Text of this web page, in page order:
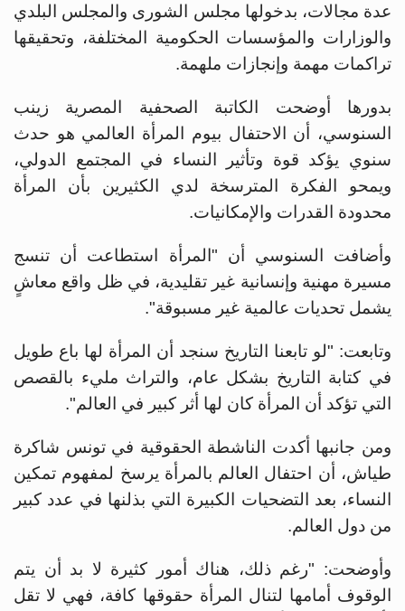
عدة مجالات، بدخولها مجلس الشورى والمجلس البلدي
‏والوزارات والمؤسسات الحكومية المختلفة، وتحقيقها
تراكمات مهمة وإنجازات ملهمة.
بدورها أوضحت الكاتبة الصحفية المصرية زينب
السنوسي، أن الاحتفال بيوم المرأة العالمي هو حدث
سنوي ‏يؤكد قوة وتأثير النساء في المجتمع الدولي،
ويمحو الفكرة المترسخة لدي الكثيرين بأن المرأة
محدودة القدرات والإمكانيات.
وأضافت السنوسي ‏أن "المرأة استطاعت أن تنسج
مسيرة مهنية وإنسانية غير تقليدية، في ظل واقع معاشٍ
يشمل تحديات عالمية ‏غير مسبوقة".
وتابعت: "لو تابعنا التاريخ سنجد أن المرأة لها باع طويل
في كتابة التاريخ بشكل عام، والتراث مليء ‏بالقصص
التي تؤكد أن المرأة كان لها أثر كبير في العالم". ‏
ومن جانبها أكدت الناشطة الحقوقية في تونس شاكرة
طياش، أن احتفال العالم بالمرأة يرسخ لمفهوم تمكين
النساء، بعد ‏التضحيات الكبيرة التي بذلنها في عدد كبير
من دول العالم.
وأوضحت: "رغم ذلك، هناك أمور كثيرة لا بد أن يتم
‏الوقوف أمامها لتنال المرأة حقوقها كافة، فهي لا تقل